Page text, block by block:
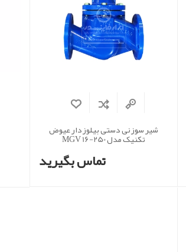
شیر سوزنی دستی بیلوزدار عیوض
تکنیک مدل MGV 16-250
تماس بگیرید